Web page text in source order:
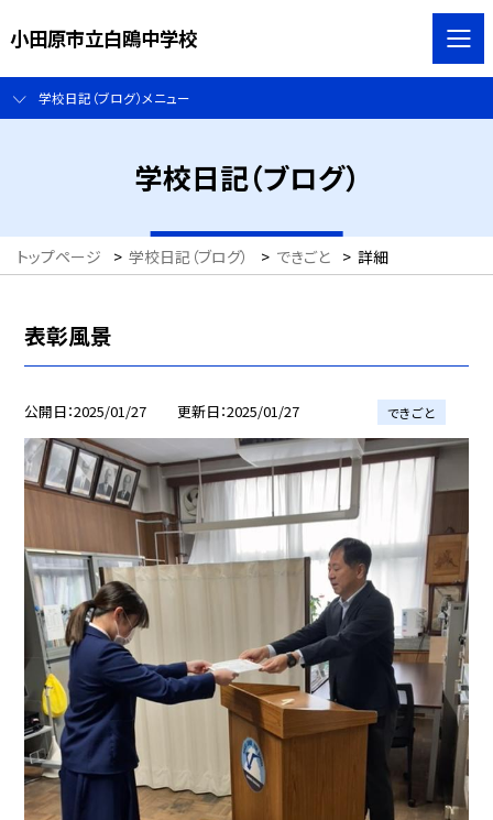
小田原市立白鴎中学校
学校日記（ブログ）メニュー
学校日記（ブログ）
トップページ > 学校日記（ブログ） > できごと > 詳細
表彰風景
公開日 2025/01/27 更新日 2025/01/27 できごと